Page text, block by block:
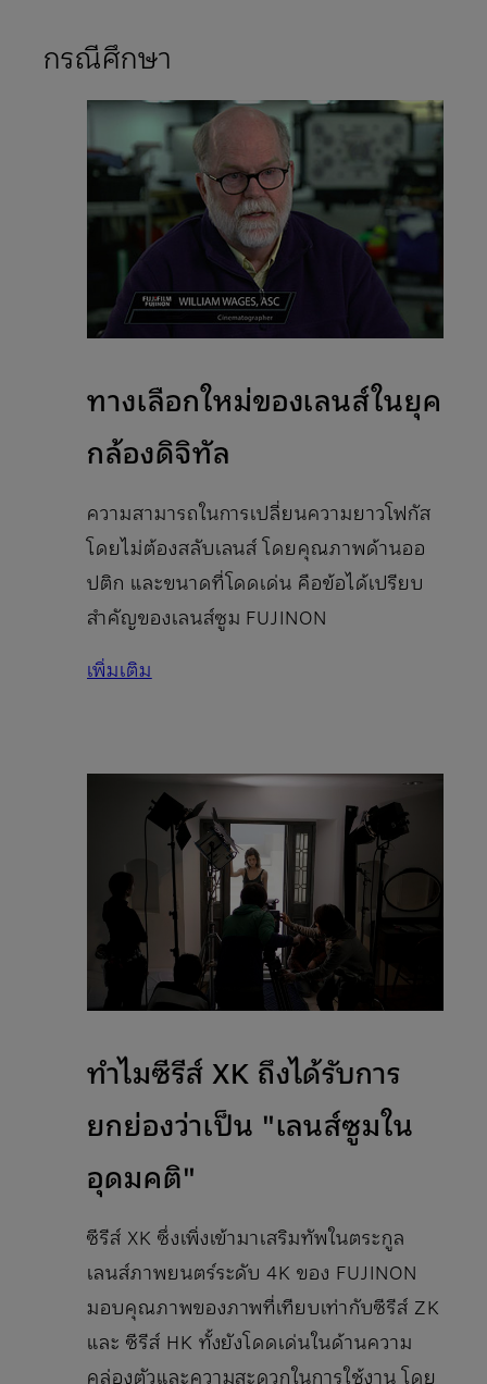
กรณีศึกษา
ทางเลือกใหม่ของเลนส์ในยุค
กล้องดิจิทัล
ความสามารถในการเปลี่ยนความยาวโฟกัส
โดยไม่ต้องสลับเลนส์ โดยคุณภาพด้านออ
ปติก และขนาดที่โดดเด่น คือข้อได้เปรียบ
สำคัญของเลนส์ซูม FUJINON
เพิ่มเติม
ทำไมซีรีส์ XK ถึงได้รับการ
ยกย่องว่าเป็น "เลนส์ซูมใน
อุดมคติ"
ซีรีส์ XK ซึ่งเพิ่งเข้ามาเสริมทัพในตระกูล
เลนส์ภาพยนตร์ระดับ 4K ของ FUJINON
มอบคุณภาพของภาพที่เทียบเท่ากับซีรีส์ ZK
และ ซีรีส์ HK ทั้งยังโดดเด่นในด้านความ
คล่องตัวและความสะดวกในการใช้งาน โดย